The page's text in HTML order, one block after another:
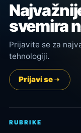
svemira
Prijavite se za
tehnologiji.
Prijavi se
RUBRIKE